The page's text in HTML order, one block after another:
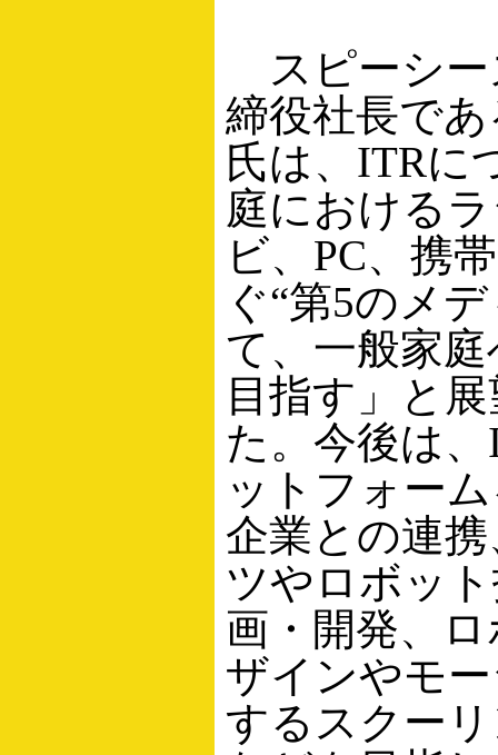
スピーシー
締役社長で
氏は、ITRに
庭における
ビ、PC、携
ぐ“第5のメ
て、一般家
目指す」と
た。今後は
ットフォー
企業との連
ツやロボッ
画・開発、
ザインやモ
するスクー